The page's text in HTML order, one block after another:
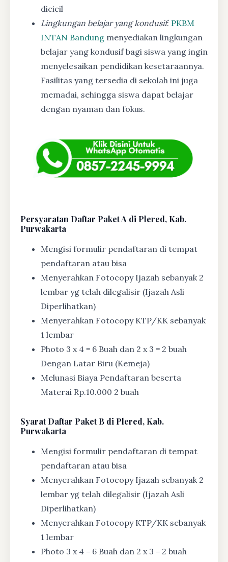
dicicil
Lingkungan belajar yang kondusif: PKBM
INTAN Bandung menyediakan lingkungan
belajar yang kondusif bagi siswa yang ingin
menyelesaikan pendidikan kesetaraannya.
Fasilitas yang tersedia di sekolah ini juga
memadai, sehingga siswa dapat belajar
dengan nyaman dan fokus.
Persyaratan Daftar Paket A di Plered, Kab.
Purwakarta
Mengisi formulir pendaftaran di tempat
pendaftaran atau bisa
Menyerahkan Fotocopy Ijazah sebanyak 2
lembar yg telah dilegalisir (Ijazah Asli
Diperlihatkan)
Menyerahkan Fotocopy KTP/KK sebanyak
1 lembar
Photo 3 x 4 = 6 Buah dan 2 x 3 = 2 buah
Dengan Latar Biru (Kemeja)
Melunasi Biaya Pendaftaran beserta
Materai Rp.10.000 2 buah
SyaratDaftar Paket B di Plered, Kab.
Purwakarta
Mengisi formulir pendaftaran di tempat
pendaftaran atau bisa
Menyerahkan Fotocopy Ijazah sebanyak 2
lembar yg telah dilegalisir (Ijazah Asli
Diperlihatkan)
Menyerahkan Fotocopy KTP/KK sebanyak
1 lembar
Photo 3 x 4 = 6 Buah dan 2 x 3 = 2 buah